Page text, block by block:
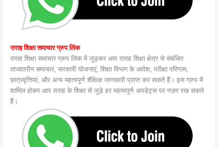
राराह शिक्षा समाचार ग्रुप लिंक
राराह शिक्षा समाचार ग्रुप लिंक में जुड़कर आप राराह शिक्षा क्षेत्र से संबंधित
ताजातरीन समाचार, सरकारी योजनाएं, शिक्षा विभाग के आदेश, परीक्षा परिणाम,
छात्रवृत्तियां, और अन्य महत्वपूर्ण शैक्षिक जानकारी प्राप्त कर सकते हैं। इस ग्रुप में
शामिल होकर आप राराह के शिक्षा से जुड़े हर महत्वपूर्ण अपडेट्स पर नज़र रख सकते
हैं।